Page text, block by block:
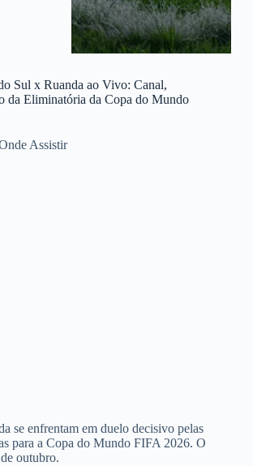
Sul x Ruanda ao Vivo: Canal,
da Eliminatória da Copa do Mundo
Assistir
se enfrentam em duelo decisivo pelas
para a Copa do Mundo FIFA 2026. O
outubro.